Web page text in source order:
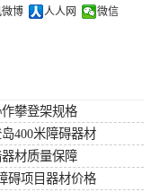
博 人人网 微信
攀登架规格
400米障碍器材
材质量保障
碍项目器材价格